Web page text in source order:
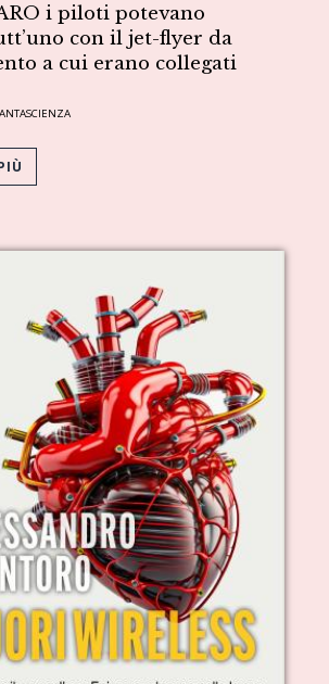
i piloti potevano
con il jet-flyer da
a cui erano collegati